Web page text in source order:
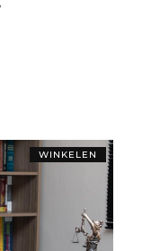
WINKELEN